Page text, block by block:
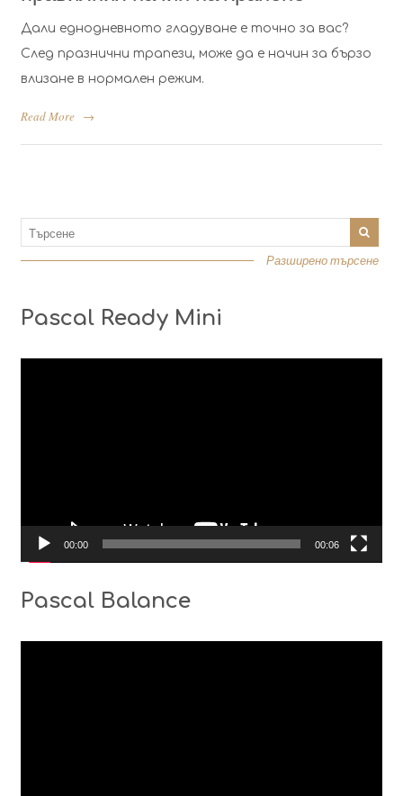
Дали еднодневното гладуване е точно за вас?
След празнични трапези, може да е начин за бързо
влизане в нормален режим.
Read More →
Разширено търсене
Pascal Ready Mini
00:00 00:06
Pascal Balance